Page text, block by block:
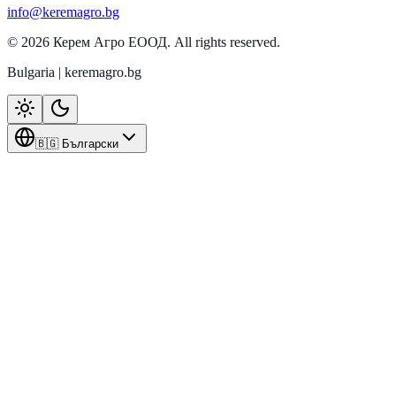
info@keremagro.bg
© 2026 Керем Агро ЕООД. All rights reserved.
Bulgaria | keremagro.bg
🇧🇬 Български